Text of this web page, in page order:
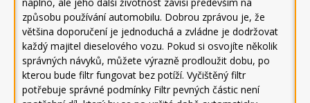
způsobu používání automobilu. Dobrou zprávou je, že
většina doporučení je jednoduchá a zvládne je dodržovat
každý majitel dieselového vozu. Pokud si osvojíte několik
správných návyků, můžete výrazně prodloužit dobu, po
kterou bude filtr fungovat bez potíží. Vyčištěný filtr
potřebuje správné podmínky Filtr pevných částic není